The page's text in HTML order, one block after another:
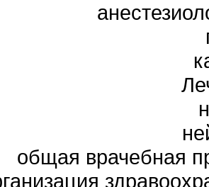
общая врачебная